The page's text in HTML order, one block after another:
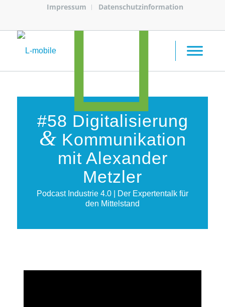
Impressum Datenschutzinformation
#58 Digitalisierung
& Kommunikation
mit Alexander
Metzler
Podcast Industrie 4.0 | Der Expertentalk für
den Mittelstand